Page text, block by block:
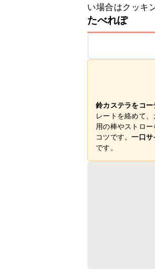
い場合はクッキ
たべれぽ
鈴カステラをコ
レートを絡めて
用の棒やストロ
コツです。一口サ
です。